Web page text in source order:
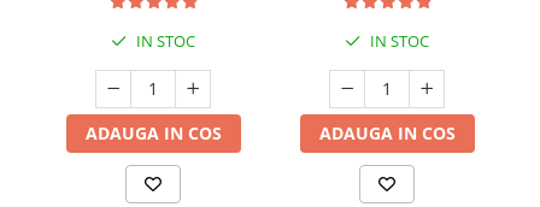
Cătină
Chlorella
IN STOC
ADAUGA IN COS
IN STOC
ADAUGA IN COS